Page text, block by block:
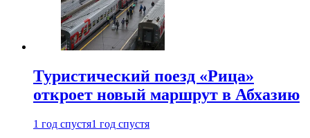
Туристический поезд «Рица»
откроет новый маршрут в Абхазию
1 год спустя1 год спустя